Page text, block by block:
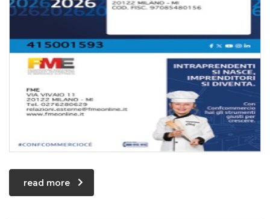
read more